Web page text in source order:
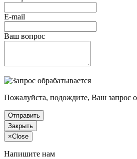
E-mail
Ваш вопрос
Пожалуйста, подождите, Ваш запрос
Отправить
Закрыть
×Close
Напишите нам